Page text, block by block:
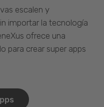
escalen y
importar la tecnología
ofrece una
para crear super apps